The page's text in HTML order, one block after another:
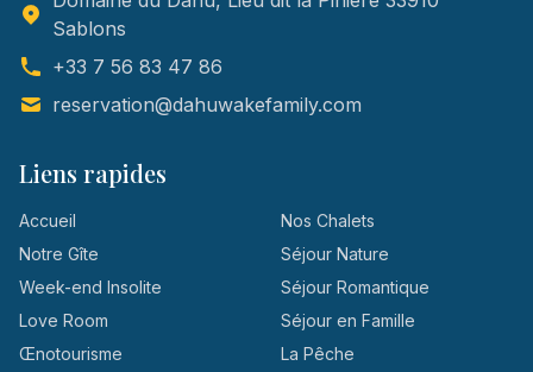
Sablons
+33 7 56 83 47 86
reservation@dahuwakefamily.com
Liens rapides
Accueil
Nos Chalets
Notre Gîte
Séjour Nature
Week-end Insolite
Séjour Romantique
Love Room
Séjour en Famille
Œnotourisme
La Pêche